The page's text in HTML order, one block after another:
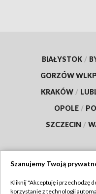
BIAŁYSTOK /
GORZÓW
KRAKÓW /
OPOLE /
SZCZECIN /
Szanujemy Twoją
Kliknij "Akceptuję i przechodzę
korzystanie z technologii